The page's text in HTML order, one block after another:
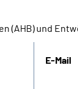
(AHB) und
E-Mail